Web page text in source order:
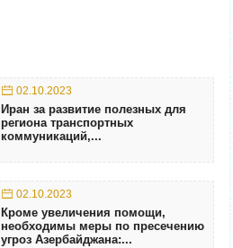
02.10.2023
Иран за развитие полезных для
региона транспортных
коммуникаций,...
02.10.2023
Кроме увеличения помощи,
необходимы меры по пресечению
угроз Азербайджана:...